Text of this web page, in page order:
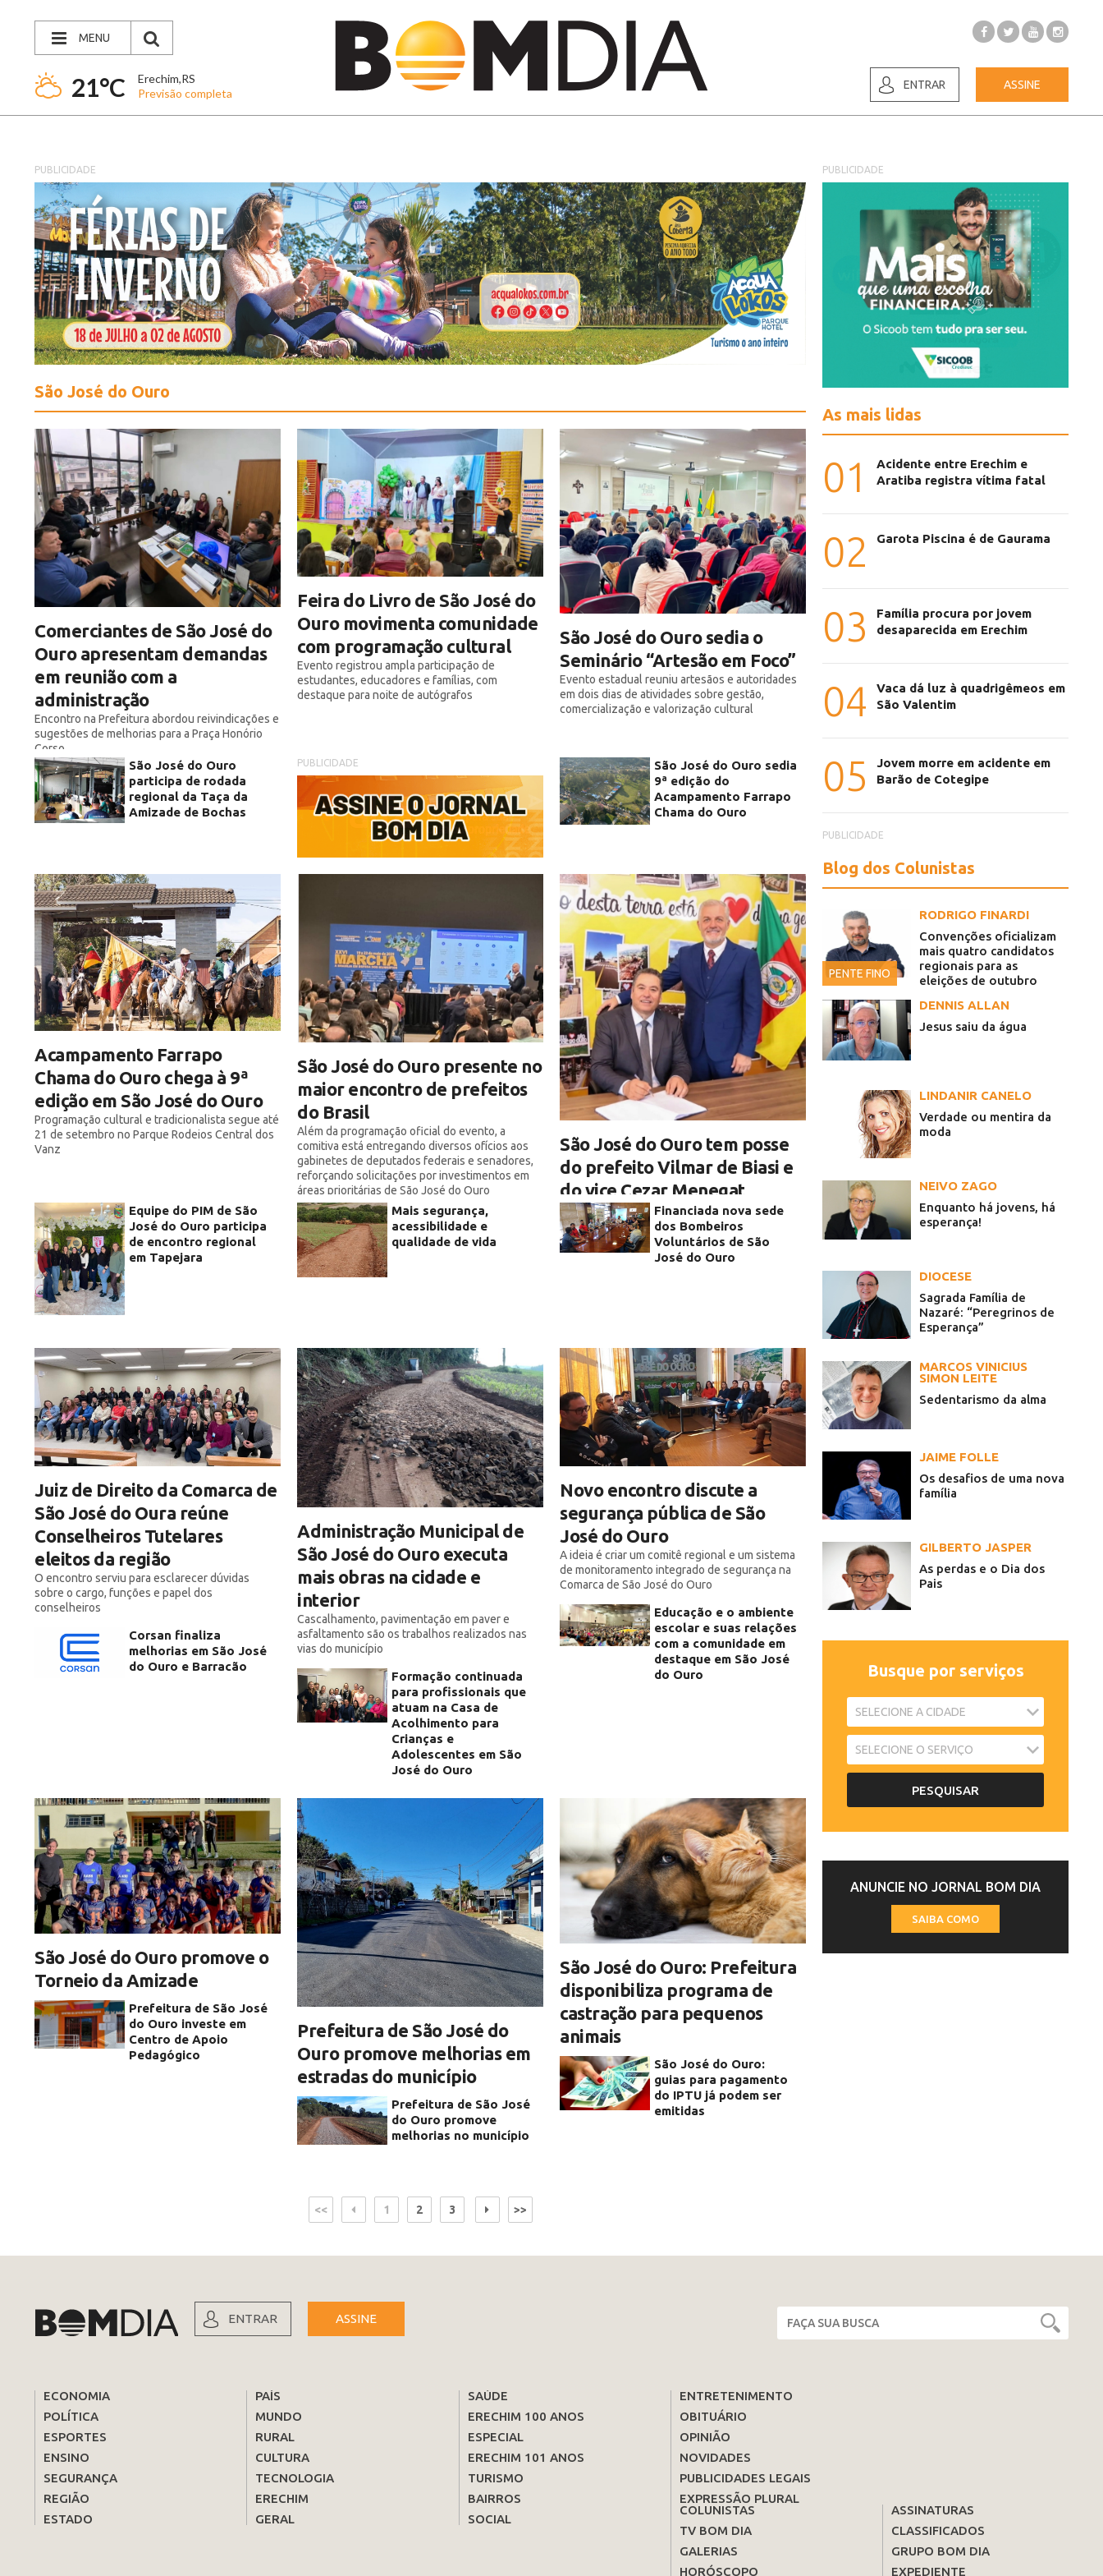
MENU
21°C
Erechim,RS
Previsão completa
ENTRAR ASSINE
PUBLICIDADE
São José do Ouro
Comerciantes de São José do
Ouro apresentam demandas
em reunião com a
administração
Encontro na Prefeitura abordou reivindicações e
sugestões de melhorias para a Praça Honório
Corso
São José do Ouro
participa de rodada
regional da Taça da
Amizade de Bochas
Feira do Livro de São José do
Ouro movimenta comunidade
com programação cultural
Evento registrou ampla participação de
estudantes, educadores e famílias, com
destaque para noite de autógrafos
PUBLICIDADE
São José do Ouro sedia o
Seminário “Artesão em Foco”
Evento estadual reuniu artesãos e autoridades
em dois dias de atividades sobre gestão,
comercialização e valorização cultural
São José do Ouro sedia
9ª edição do
Acampamento Farrapo
Chama do Ouro
Acampamento Farrapo
Chama do Ouro chega à 9ª
edição em São José do Ouro
Programação cultural e tradicionalista segue até
21 de setembro no Parque Rodeios Central dos
Vanz
Equipe do PIM de São
José do Ouro participa
de encontro regional
em Tapejara
São José do Ouro presente no
maior encontro de prefeitos
do Brasil
Além da programação oficial do evento, a
comitiva está entregando diversos ofícios aos
gabinetes de deputados federais e senadores,
reforçando solicitações por investimentos em
áreas prioritárias de São José do Ouro
Mais segurança,
acessibilidade e
qualidade de vida
São José do Ouro tem posse
do prefeito Vilmar de Biasi e
do vice Cezar Menegat
Atual gestão promete união e compromisso com
um futuro melhor para todos os munícipes
Financiada nova sede
dos Bombeiros
Voluntários de São
José do Ouro
Juiz de Direito da Comarca de
São José do Oura reúne
Conselheiros Tutelares
eleitos da região
O encontro serviu para esclarecer dúvidas
sobre o cargo, funções e papel dos
conselheiros
Corsan finaliza
melhorias em São José
do Ouro e Barracão
Administração Municipal de
São José do Ouro executa
mais obras na cidade e
interior
Cascalhamento, pavimentação em paver e
asfaltamento são os trabalhos realizados nas
vias do município
Formação continuada
para profissionais que
atuam na Casa de
Acolhimento para
Crianças e
Adolescentes em São
José do Ouro
Novo encontro discute a
segurança pública de São
José do Ouro
A ideia é criar um comitê regional e um sistema
de monitoramento integrado de segurança na
Comarca de São José do Ouro
Educação e o ambiente
escolar e suas relações
com a comunidade em
destaque em São José
do Ouro
São José do Ouro promove o
Torneio da Amizade
Prefeitura de São José
do Ouro investe em
Centro de Apoio
Pedagógico
Prefeitura de São José do
Ouro promove melhorias em
estradas do município
Prefeitura de São José
do Ouro promove
melhorias no município
São José do Ouro: Prefeitura
disponibiliza programa de
castração para pequenos
animais
São José do Ouro:
guias para pagamento
do IPTU já podem ser
emitidas
<< 1 2 3 >>
PUBLICIDADE
As mais lidas
01
Acidente entre Erechim e
Aratiba registra vítima fatal
02 Garota Piscina é de Gaurama
03
Família procura por jovem
desaparecida em Erechim
04
Vaca dá luz à quadrigêmeos em
São Valentim
05
Jovem morre em acidente em
Barão de Cotegipe
PUBLICIDADE
Blog dos Colunistas
PENTE FINO
RODRIGO FINARDI
Convenções oficializam
mais quatro candidatos
regionais para as
eleições de outubro
DENNIS ALLAN
Jesus saiu da água
LINDANIR CANELO
Verdade ou mentira da
moda
NEIVO ZAGO
Enquanto há jovens, há
esperança!
DIOCESE
Sagrada Família de
Nazaré: “Peregrinos de
Esperança”
MARCOS VINICIUS
SIMON LEITE
Sedentarismo da alma
JAIME FOLLE
Os desafios de uma nova
família
GILBERTO JASPER
As perdas e o Dia dos
Pais
Busque por serviços
ANUNCIE NO JORNAL BOM DIA
SAIBA COMO
ENTRAR ASSINE
ECONOMIA
POLÍTICA
ESPORTES
ENSINO
SEGURANÇA
REGIÃO
ESTADO
PAÍS
MUNDO
RURAL
CULTURA
TECNOLOGIA
ERECHIM
GERAL
SAÚDE
ERECHIM 100 ANOS
ESPECIAL
ERECHIM 101 ANOS
TURISMO
BAIRROS
SOCIAL
ENTRETENIMENTO
OBITUÁRIO
OPINIÃO
NOVIDADES
PUBLICIDADES LEGAIS
EXPRESSÃO PLURAL
COLUNISTAS
TV BOM DIA
GALERIAS
HORÓSCOPO
ASSINATURAS
CLASSIFICADOS
GRUPO BOM DIA
EXPEDIENTE